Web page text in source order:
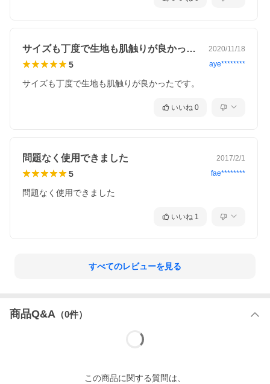
サイズも丁度で生地も肌触りが良かったで… 2020/11/18
5 aye********
サイズも丁度で生地も肌触りが良かったです。
いいね 0
問題なく使用できました 2017/2/1
5 fae********
問題なく使用できました
いいね 1
すべてのレビューを見る
商品Q&A （0件）
この商品に関する質問は、